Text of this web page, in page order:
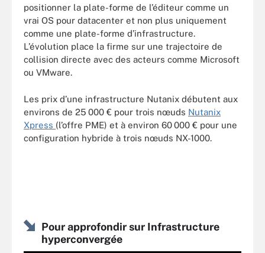
positionner la plate-forme de l’éditeur comme un
vrai OS pour datacenter et non plus uniquement
comme une plate-forme d’infrastructure.
L’évolution place la firme sur une trajectoire de
collision directe avec des acteurs comme Microsoft
ou VMware.
Les prix d’une infrastructure Nutanix débutent aux
environs de 25 000 € pour trois nœuds Nutanix
Xpress (l’offre PME) et à environ 60 000 € pour une
configuration hybride à trois nœuds NX-1000.
Pour approfondir sur Infrastructure
hyperconvergée